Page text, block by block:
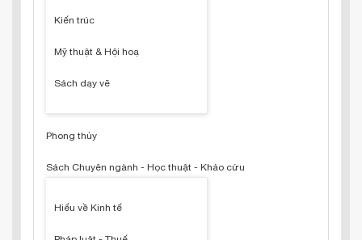
Kiến trúc
Mỹ thuật & Hội hoạ
Sách dạy vẽ
Phong thủy
Sách Chuyên ngành - Học thuật - Khảo cứu
Hiểu về Kinh tế